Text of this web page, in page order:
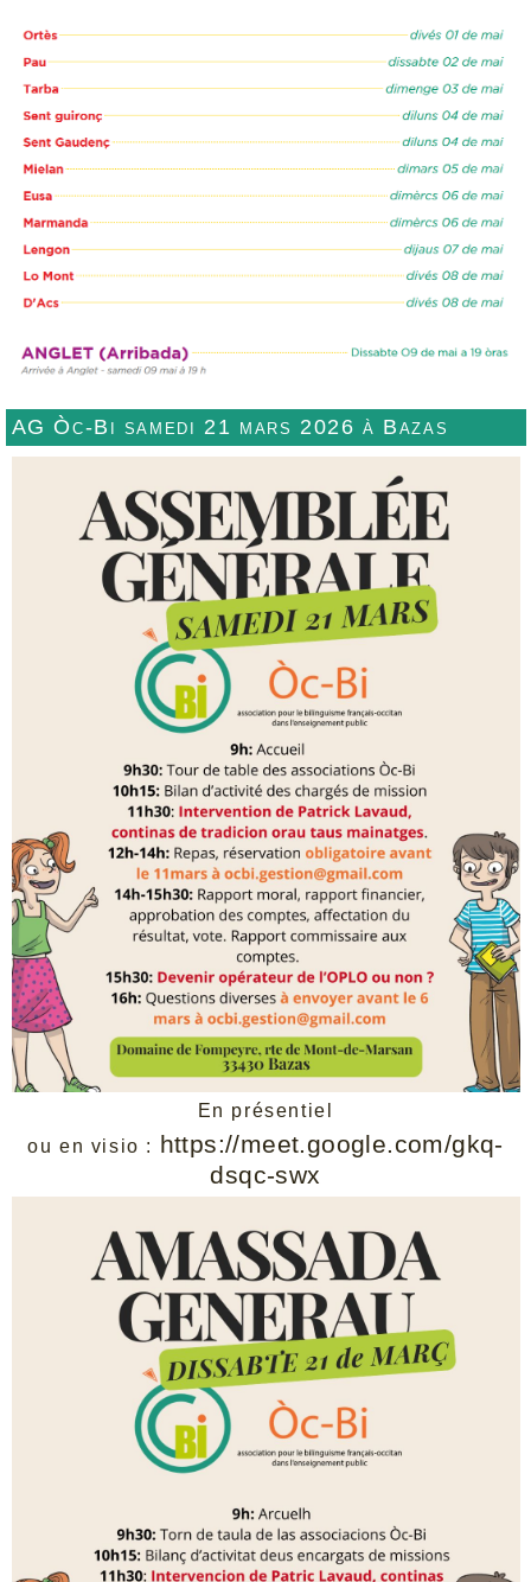
AG Òc-Bi samedi 21 mars 2026 à Bazas
En présentiel
ou en visio : https://meet.google.com/gkq-
dsqc-swx